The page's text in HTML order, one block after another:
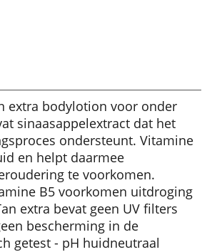
extra bodylotion voor onder
sinaasappelextract dat het
ondersteunt. Vitamine
en helpt daarmee
te voorkomen.
B5 voorkomen uitdroging
extra bevat geen UV filters
bescherming in de
getest - pH huidneutraal